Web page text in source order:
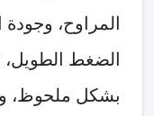
المراوح،
الضغط الطويل،
بشكل ملحوظ،